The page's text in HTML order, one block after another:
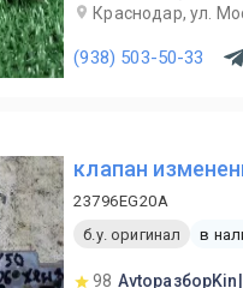
Краснодар, ул.
(938) 503-50-33
клапан
23796EG20A
б.у. оригинал
в
98